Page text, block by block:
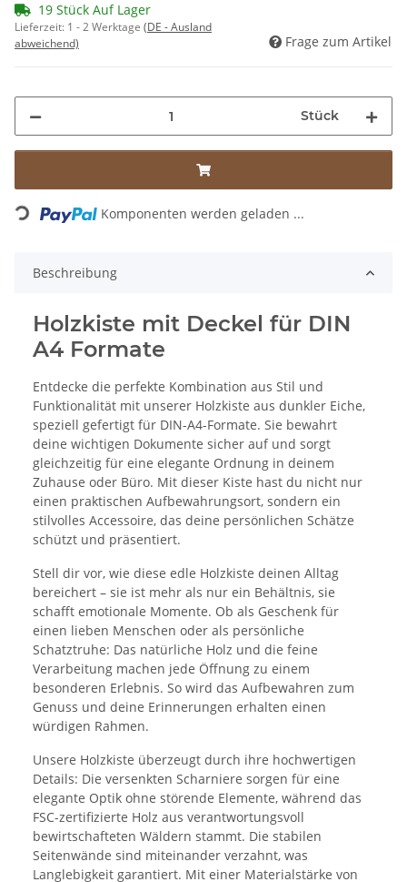
19 Stück Auf Lager
Lieferzeit: 1 - 2 Werktage (DE - Ausland
abweichend)
Frage zum Artikel
Stück
Loading... Komponenten werden geladen ...
Beschreibung
Holzkiste mit Deckel für DIN
A4 Formate
Entdecke die perfekte Kombination aus Stil und
Funktionalität mit unserer Holzkiste aus dunkler Eiche,
speziell gefertigt für DIN-A4-Formate. Sie bewahrt
deine wichtigen Dokumente sicher auf und sorgt
gleichzeitig für eine elegante Ordnung in deinem
Zuhause oder Büro. Mit dieser Kiste hast du nicht nur
einen praktischen Aufbewahrungsort, sondern ein
stilvolles Accessoire, das deine persönlichen Schätze
schützt und präsentiert.
Stell dir vor, wie diese edle Holzkiste deinen Alltag
bereichert – sie ist mehr als nur ein Behältnis, sie
schafft emotionale Momente. Ob als Geschenk für
einen lieben Menschen oder als persönliche
Schatztruhe: Das natürliche Holz und die feine
Verarbeitung machen jede Öffnung zu einem
besonderen Erlebnis. So wird das Aufbewahren zum
Genuss und deine Erinnerungen erhalten einen
würdigen Rahmen.
Unsere Holzkiste überzeugt durch ihre hochwertigen
Details: Die versenkten Scharniere sorgen für eine
elegante Optik ohne störende Elemente, während das
FSC-zertifizierte Holz aus verantwortungsvoll
bewirtschafteten Wäldern stammt. Die stabilen
Seitenwände sind miteinander verzahnt, was
Langlebigkeit garantiert. Mit einer Materialstärke von